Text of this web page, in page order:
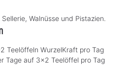
Walnüsse und Pistazien.
Teelöffeln WurzelKraft pro Tag
Tage auf 3x2 Teelöffel pro Tag